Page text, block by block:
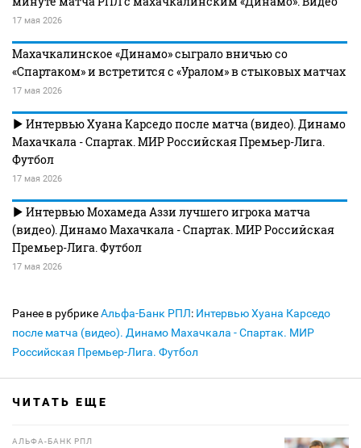
17 мая 2026
Махачкалинское «Динамо» сыграло вничью со
«Спартаком» и встретится с «Уралом» в стыковых матчах
17 мая 2026
Интервью Хуана Карседо после матча (видео). Динамо
Махачкала - Спартак. МИР Российская Премьер-Лига.
Футбол
17 мая 2026
Интервью Мохамеда Аззи лучшего игрока матча
(видео). Динамо Махачкала - Спартак. МИР Российская
Премьер-Лига. Футбол
17 мая 2026
Ранее в рубрикеАльфа-Банк РПЛ: Интервью Хуана Карседо
после матча (видео). Динамо Махачкала - Спартак. МИР
Российская Премьер-Лига. Футбол
ЧИТАТЬ ЕЩЕ
АЛЬФА-БАНК РПЛ